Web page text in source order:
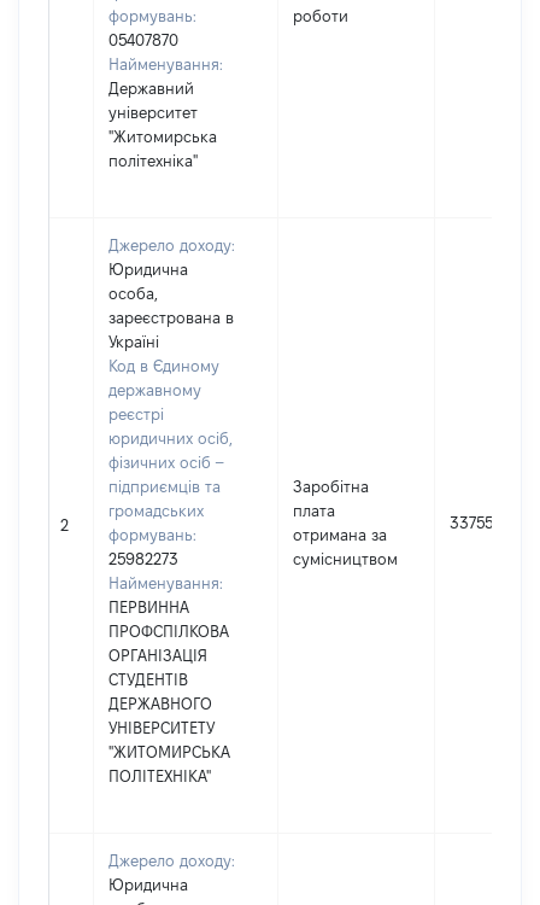
формувань:
05407870
Найменування:
Державний
університет
"Житомирська
політехніка"
роботи
2
Джерело доходу:
Юридична
особа,
зареєстрована в
Україні
Код в Єдиному
державному
реєстрі
юридичних осіб,
фізичних осіб –
підприємців та
громадських
формувань:
25982273
Найменування:
ПЕРВИННА
ПРОФСПІЛКОВА
ОРГАНІЗАЦІЯ
СТУДЕНТІВ
ДЕРЖАВНОГО
УНІВЕРСИТЕТУ
"ЖИТОМИРСЬКА
ПОЛІТЕХНІКА"
Заробітна
плата
отримана за
сумісництвом
33755
Джерело доходу:
Юридична